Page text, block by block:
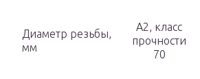
Диаметр резьбы,
мм
А2, класс
прочности
70